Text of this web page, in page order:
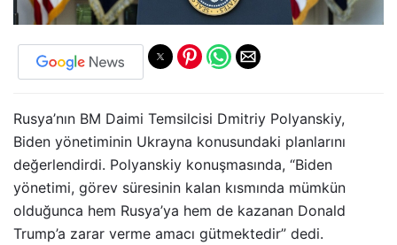
Rusya’nın BM Daimi Temsilcisi Dmitriy Polyanskiy,
Biden yönetiminin Ukrayna konusundaki planlarını
değerlendirdi. Polyanskiy konuşmasında, “Biden
yönetimi, görev süresinin kalan kısmında mümkün
olduğunca hem Rusya’ya hem de kazanan Donald
Trump’a zarar verme amacı gütmektedir” dedi.